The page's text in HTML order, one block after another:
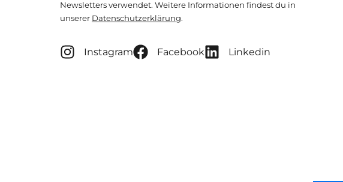
Newsletters verwendet. Weitere Informationen findest du in
unserer Datenschutzerklärung.
Instagram Facebook Linkedin